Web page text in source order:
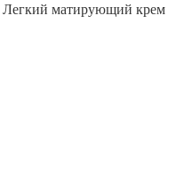
Легкий матирующий крем